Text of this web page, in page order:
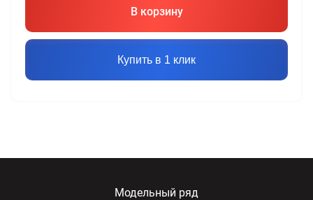
В корзину
Купить в 1 клик
Модельный ряд